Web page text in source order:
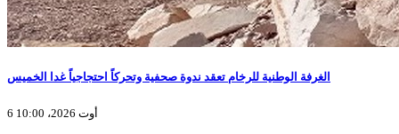
الغرفة الوطنية للرخام تعقد ندوة صحفية وتحركاً احتجاجياً غدا الخميس
6 أوت 2026، 10:00